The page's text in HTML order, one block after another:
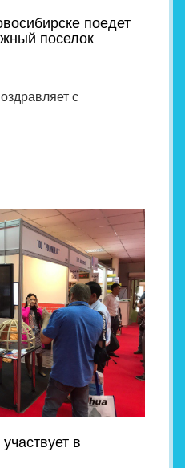
поедет
поселок
с
в